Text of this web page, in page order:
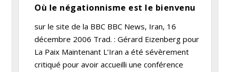
Où le négationnisme est le bienvenu
sur le site de la BBC BBC News, Iran, 16
décembre 2006 Trad. : Gérard Eizenberg pour
La Paix Maintenant L’Iran a été sévèrement
critiqué pour avoir accueilli une conférence